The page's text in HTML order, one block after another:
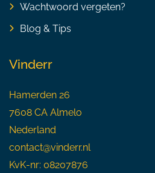
Wachtwoord vergeten?
Blog & Tips
Vinderr
Hamerden 26
7608 CA Almelo
Nederland
contact@vinderr.nl
KvK-nr: 08207876